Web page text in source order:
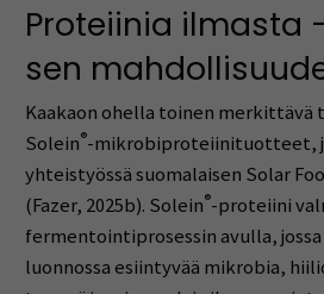
Proteiinia ilmasta
sen
Kaakaon ohella toinen merkittävä
Solein®-mikrobiproteiinituotteet,
yhteistyössä suomalaisen Solar
(Fazer, 2025b). Solein®-proteiini
fermentointiprosessin avulla,
luonnossa esiintyvää mikrobia,